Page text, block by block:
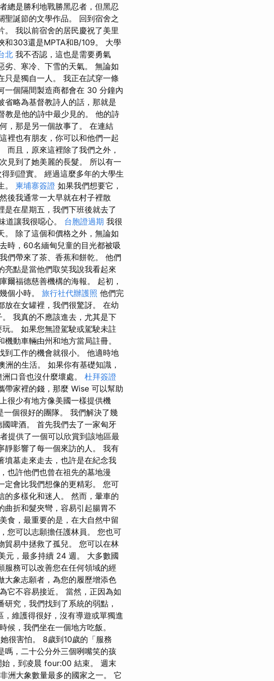
總是勝利地戰勝黑忍者，但黑忍
聖誕節的文學作品。 回到宿舍之
。 我以前宿舍的居民慶祝了美里
和303還是MPTA和B/109。 大學
北 我不否認，這也是需要勇氣
劣、寒冷、下雪的天氣。 無論如
只是獨自一人。 我正在試穿一條
一個隔間製造商都會在 30 分鐘內
省略為基督教詩人的話，那就是
教是他的詩中最少見的。 他的詩
，那是另一個故事了。 在連結
裡也有朋友，你可以和他們一起
而且，原來這裡除了我們之外，
見到了她美麗的長髮。 所以有一
到證實。 經過這麼多年的大學生
。 柬埔寨簽證 如果我們想要它，
後我通常一大早就在村子裡散
在星期五，我們下班後就去了
道讓我很噁心。 台胞證過期 我很
。 除了這個和價格之外，無論如
時，60名緬甸兒童的目光都被吸
們帶來了茶、香蕉和餅乾。 他們
亮點是當他們取笑我說我看起來
爾福德慈善機構的海報。 起初，
個小時。 旅行社代辦護照 他們完
放在女罐裡，我們很驚訝。 在幼
我真的不應該進去，尤其是下
。 如果您無證駕駛或駕駛未註
動車輛由州和地方當局註冊。
到工作的機會就很小。 他適時地
的生活。 如果你有基礎知識，
口音也沒什麼壞處。 杜拜簽證
帶家裡的錢，那麼 Wise 可以幫助
很少有地方像美國一樣提供機
個很好的團隊。 我們解決了幾
啤酒。 首先我們去了一家匈牙
提供了一個可以欣賞到該地區最
靜影響了每一個來訪的人。 我有
墳墓走來走去，也許是在紀念我
也許他們也曾在祖先的墓地漫
定會比我們想像的更精彩。 您可
的多樣化和迷人。 然而，暈車的
曲折和髮夾彎，容易引起腸胃不
食，最重要的是，在大自然中留
您可以志願擔任護林員。 您也可
貿易中拯救了孤兒。 您可以在林
元，最多持續 24 週。 大多數國
服務可以改善您在任何領域的經
大象志願者，為您的履歷增添色
它不容易接近。 當然，正因為如
究，我們找到了系統的弱點，
維護得很好，沒有導遊或單獨進
候，我們坐在一個地方吃飯。
很害怕。 8歲到10歲的「服務
嗎，二十公分外三個咧嘴笑的孩
，到凌晨 four:00 結束。 週末
洲大象數量最多的國家之一。 它